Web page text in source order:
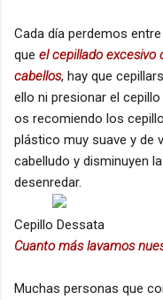
Cada día perdemos
que el cepillado excesivo
cabellos, hay que
ello ni presionar el
os recomiendo los
plástico muy suave y de
cabelludo y disminuyen
desenredar.
Cepillo Dessata
Cuanto más lavamos
Muchas personas que